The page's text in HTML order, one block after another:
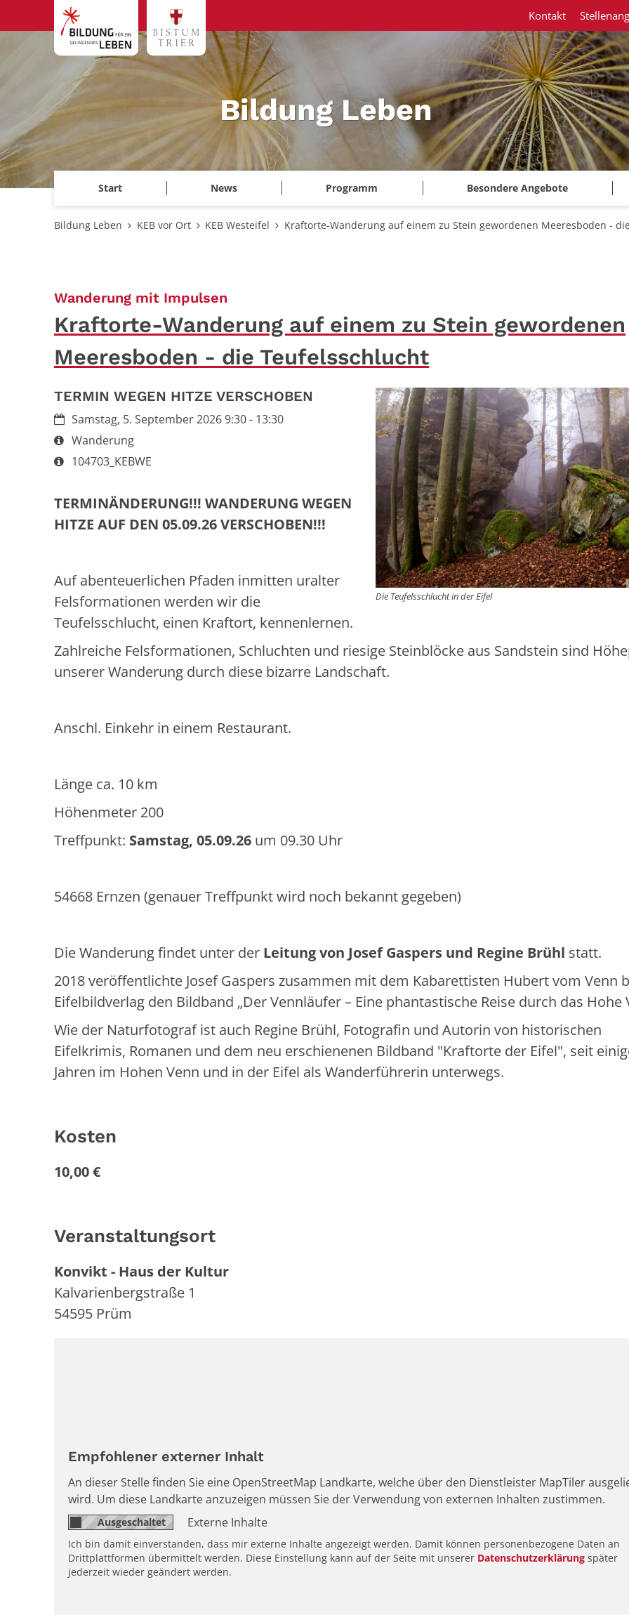
Zum Inhalt springen
Bildung Leben
Start News Programm Besondere Angebote
Kontakt
Bildung Leben KEB vor Ort KEB Westeifel Kraftorte-Wanderung auf einem zu Stein gewordenen Meeresboden -
Wanderung mit Impulsen
Kraftorte-Wanderung auf einem zu Stein gewordenen
Meeresboden - die Teufelsschlucht
Die Teufelsschlucht in der Eifel
TERMIN WEGEN HITZE VERSCHOBEN
Datum:
Samstag, 5. September 2026 9:30 - 13:30
Art bzw. Nummer:
Wanderung
Art bzw. Nummer:
104703_KEBWE
TERMINÄNDERUNG!!! WANDERUNG WEGEN
HITZE AUF DEN 05.09.26 VERSCHOBEN!!!
Auf abenteuerlichen Pfaden inmitten uralter
Felsformationen werden wir die
Teufelsschlucht, einen Kraftort, kennenlernen.
Zahlreiche Felsformationen, Schluchten und riesige Steinblöcke aus Sandstein sind
unserer Wanderung durch diese bizarre Landschaft.
Anschl. Einkehr in einem Restaurant.
Länge ca. 10 km
Höhenmeter 200
Treffpunkt: Samstag, 05.09.26 um 09.30 Uhr
54668 Ernzen (genauer Treffpunkt wird noch bekannt gegeben)
Die Wanderung findet unter der Leitung von Josef Gaspers und Regine Brühl statt.
2018 veröffentlichte Josef Gaspers zusammen mit dem Kabarettisten Hubert vom Venn
Eifelbildverlag den Bildband „Der Vennläufer – Eine phantastische Reise durch das Hohe
Wie der Naturfotograf ist auch Regine Brühl, Fotografin und Autorin von historischen
Eifelkrimis, Romanen und dem neu erschienenen Bildband "Kraftorte der Eifel", seit
Jahren im Hohen Venn und in der Eifel als Wanderführerin unterwegs.
Kosten
10,00 €
Veranstaltungsort
Konvikt - Haus der Kultur
Kalvarienbergstraße 1
54595 Prüm
Empfohlener externer Inhalt
An dieser Stelle finden Sie eine OpenStreetMap Landkarte, welche über den Dienstleister MapTiler
wird. Um diese Landkarte anzuzeigen müssen Sie der Verwendung von externen Inhalten zustimmen.
Externe Inhalte
Ich bin damit einverstanden, dass mir externe Inhalte angezeigt werden. Damit können personenbezogene Daten an
Drittplattformen übermittelt werden. Diese Einstellung kann auf der Seite mit unserer Datenschutzerklärung später
jederzeit wieder geändert werden.